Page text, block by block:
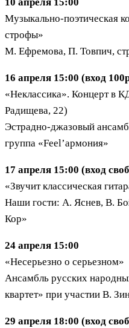
10 апреля 15:00
Музыкально-поэтическая
строфы»
М. Ефремова, П. Товпич,
16 апреля 15:00 (вход
«Неклассика». Концерт в
Радищева, 22)
Эстрадно-джазовый
группа «Feel’армония»
17 апреля 15:00 (вход
«Звучит классическая
Наши гости: А. Яснев, В.
Кор»
24 апреля 15:00
«Несерьезно о серьезном»
Ансамбль русских
квартет» при участии В.
29 апреля 18:00 (вход